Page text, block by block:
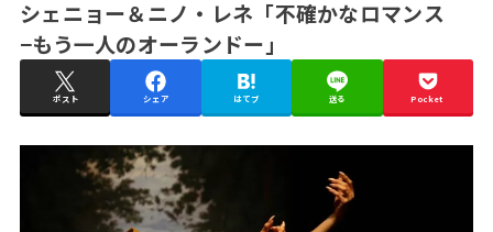
シェニョー＆ニノ・レネ「不確かなロマンス
−もう一人のオーランドー」
ポスト シェア はてブ 送る Pocket